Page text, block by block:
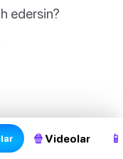
edersin?
🍿 Videolar 📱